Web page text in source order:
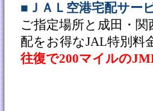
■ＪＡＬ空港宅配サー
ご指定場所と成田・
配をお得なJAL特別料
往復で200マイルの